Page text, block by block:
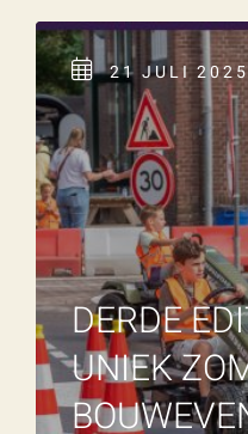
21 JULI 2025
DERDE
UNIEK